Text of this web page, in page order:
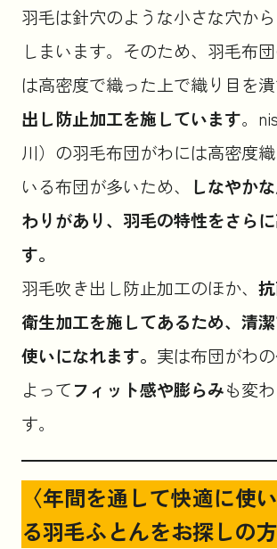
羽毛は針穴のような小さな穴か
しまいます。そのため、羽毛布
は高密度で織った上で織り目を潰
出し防止加工を施しています。
川）の羽毛布団がわには高密度
いる布団が多いため、
しなやか
わりがあり、羽毛の特性をさら
す。
羽毛吹き出し防止加工のほか、
衛生加工を施してあるため、清
使いになれます。 実は布団がわ
よってフィット感や膨らみも変
す。
〈年間を通して快適に使
る羽毛ふとんをお探しの方